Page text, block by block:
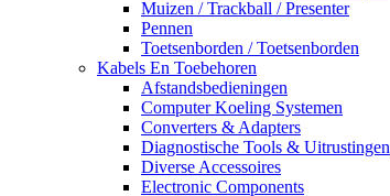
Muizen / Trackball / Presenter
Pennen
Toetsenborden / Toetsenborden
Kabels En Toebehoren
Afstandsbedieningen
Computer Koeling Systemen
Converters & Adapters
Diagnostische Tools & Uitrustingen
Diverse Accessoires
Electronic Components